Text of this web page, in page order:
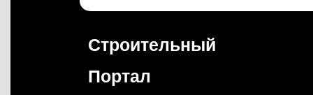
Строительный
Портал